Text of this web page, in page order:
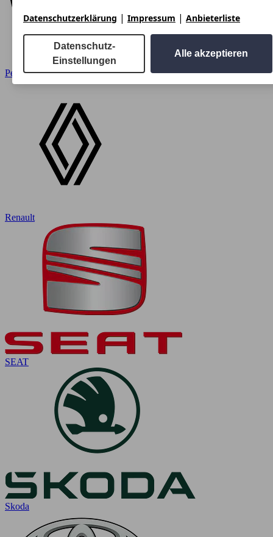
Peugeot
Renault
SEAT
Skoda
Datenschutzerklärung | Impressum | Anbieterliste
Datenschutz-
Einstellungen
Alle akzeptieren